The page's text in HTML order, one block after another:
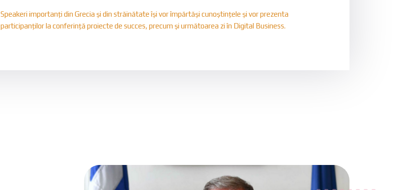
Speakeri importanți din Grecia și din străinătate își vor împărtăși cunoștințele și vor prezenta
participanților la conferință proiecte de succes, precum și următoarea zi în Digital Business.